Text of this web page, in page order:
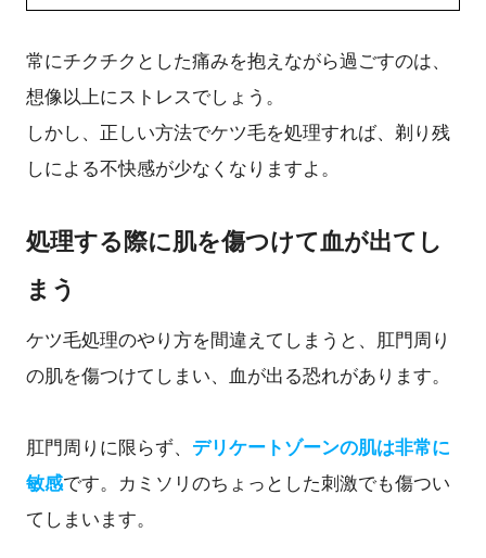
常にチクチクとした痛みを抱えながら過ごすのは、
想像以上にストレスでしょう。
しかし、正しい方法でケツ毛を処理すれば、剃り残
しによる不快感が少なくなりますよ。
処理する際に肌を傷つけて血が出てし
まう
ケツ毛処理のやり方を間違えてしまうと、肛門周り
の肌を傷つけてしまい、血が出る恐れがあります。
肛門周りに限らず、 デリケートゾーンの肌は非常に
敏感です。カミソリのちょっとした刺激でも傷つい
てしまいます。